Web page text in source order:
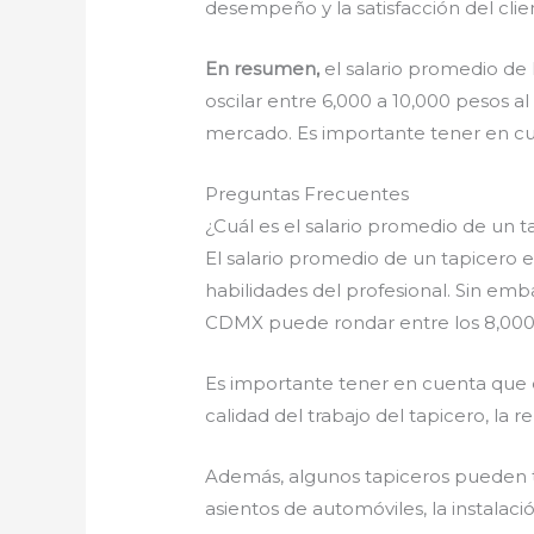
desempeño y la satisfacción del
En resumen, el salario promedio
oscilar entre 6,000 a 10,000 pesos
mercado. Es importante tener en
Preguntas Frecuentes
¿Cuál es el salario promedio de un
El salario promedio de un tapicero
habilidades del profesional. Sin
CDMX puede rondar entre los
Es importante tener en cuenta
calidad del trabajo del tapicero, la
Además, algunos tapiceros
asientos de automóviles, la